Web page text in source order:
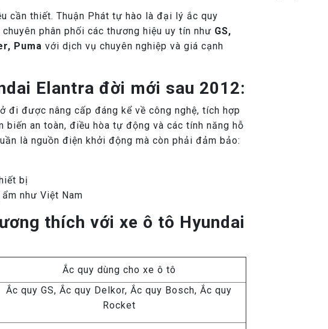
cần thiết. Thuận Phát tự hào là đại lý ắc quy
phân phối các thương hiệu uy tín như GS,
Puma với dịch vụ chuyên nghiệp và giá cạnh
Elantra đời mới sau 2012:
đi được nâng cấp đáng kể về công nghệ, tích hợp
an toàn, điều hòa tự động và các tính năng hỗ
là nguồn điện khởi động mà còn phải đảm bảo:
bị
như Việt Nam
thích với xe ô tô Hyundai
Ắc quy dùng cho xe ô tô
Ắc quy GS, Ắc quy Delkor, Ắc quy Bosch, Ắc quy
Rocket